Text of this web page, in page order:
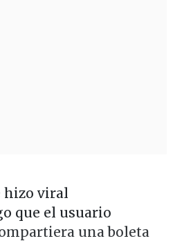
hizo viral
que el usuario
una boleta